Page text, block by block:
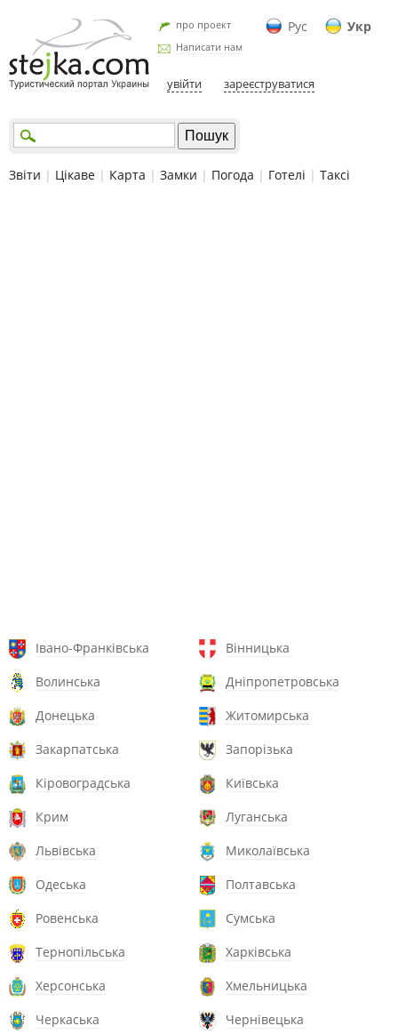
Рус Укр
про проект
Написати нам
увійти зареєструватися
Звіти | Цікаве | Карта | Замки | Погода | Готелі | Таксі
Івано-Франківська
Вінницька
Волинська
Дніпропетровська
Донецька
Житомирська
Закарпатська
Запорізька
Кіровоградська
Київська
Крим
Луганська
Львівська
Миколаївська
Одеська
Полтавська
Ровенська
Сумська
Тернопільська
Харківська
Херсонська
Хмельницька
Черкаська
Чернівецька